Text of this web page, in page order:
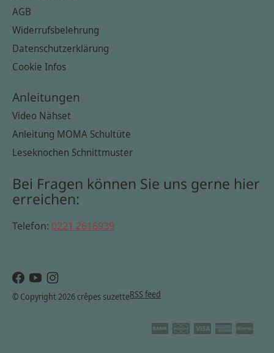
AGB
Widerrufsbelehrung
Datenschutzerklärung
Cookie Infos
Anleitungen
Video Nähset
Anleitung MOMA Schultüte
Leseknochen Schnittmuster
Bei Fragen können Sie uns gerne hier
erreichen:
Telefon: 0221 2616939
© Copyright 2026 crêpes suzetteRSS feed